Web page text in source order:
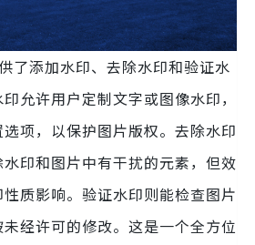
了添加水印、去除水印和验证水
允许用户定制文字或图像水印，
项，以保护图片版权。去除水印
印和图片中有干扰的元素，但效
质影响。验证水印则能检查图片
经许可的修改。这是一个全方位